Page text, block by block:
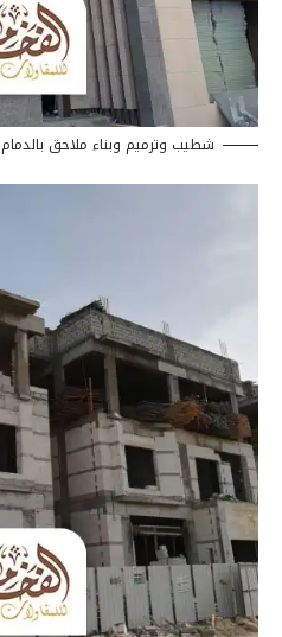
شطيب وترميم وبناء ملاحق بالدمام